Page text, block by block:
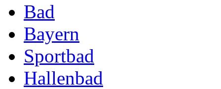
Bad
Bayern
Sportbad
Hallenbad